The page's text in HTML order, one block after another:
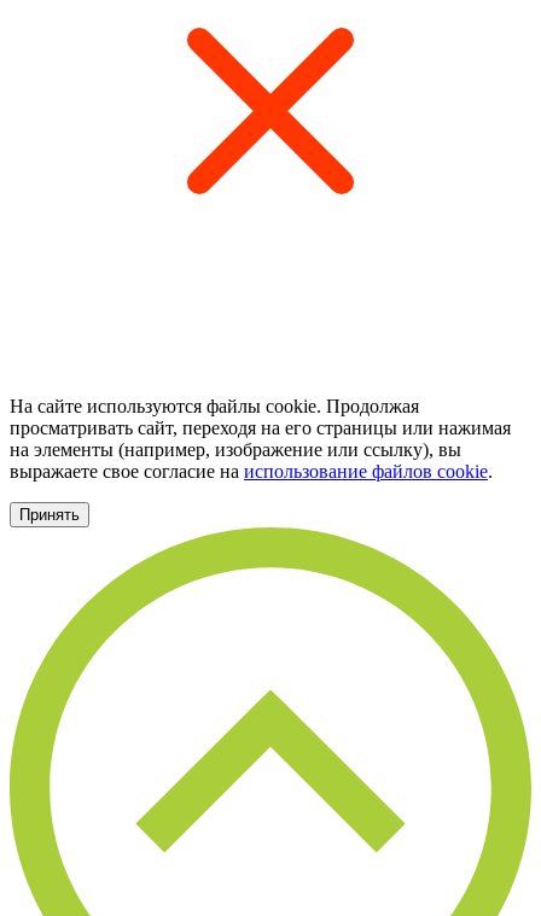
На сайте используются файлы cookie. Продолжая
просматривать сайт, переходя на его страницы или нажимая
на элементы (например, изображение или ссылку), вы
выражаете свое согласие на использование файлов cookie.
Принять